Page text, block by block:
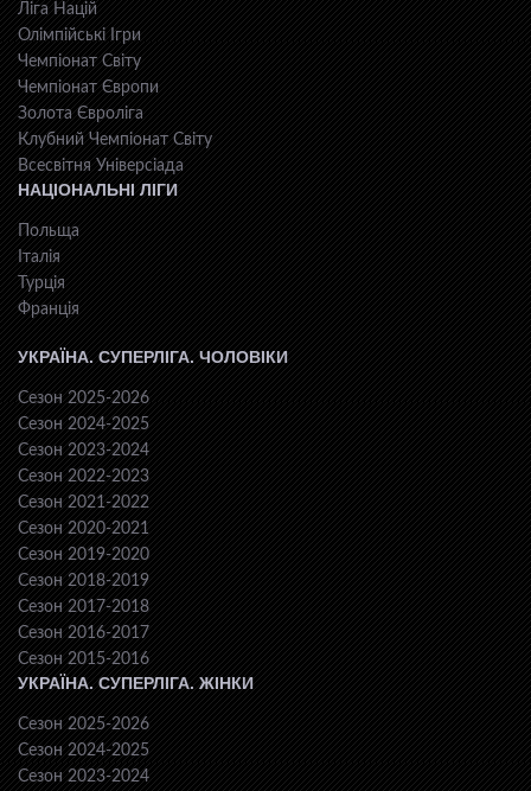
Ліга Націй
Олімпійські Ігри
Чемпіонат Світу
Чемпіонат Європи
Золота Євроліга
Клубний Чемпіонат Світу
Всесвiтня Унiверсiaда
НАЦІОНАЛЬНІ ЛІГИ
Польща
Італія
Турція
Франція
УКРАЇНА. СУПЕРЛІГА. ЧОЛОВІКИ
Сезон 2025-2026
Сезон 2024-2025
Сезон 2023-2024
Сезон 2022-2023
Сезон 2021-2022
Сезон 2020-2021
Сезон 2019-2020
Сезон 2018-2019
Сезон 2017-2018
Сезон 2016-2017
Сезон 2015-2016
УКРАЇНА. СУПЕРЛІГА. ЖІНКИ
Сезон 2025-2026
Сезон 2024-2025
Сезон 2023-2024